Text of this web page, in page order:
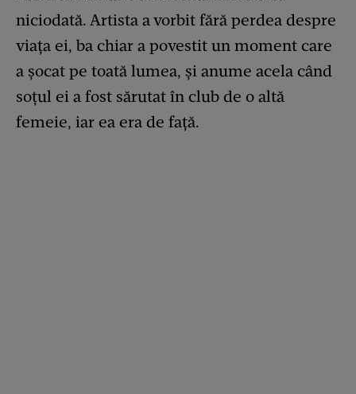
niciodată. Artista a vorbit fără perdea despre
viața ei, ba chiar a povestit un moment care
a șocat pe toată lumea, și anume acela când
soțul ei a fost sărutat în club de o altă
femeie, iar ea era de față.